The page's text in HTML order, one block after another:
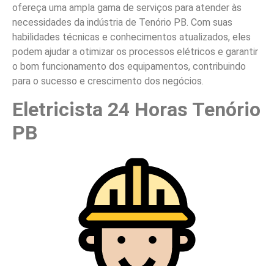
ofereça uma ampla gama de serviços para atender às
necessidades da indústria de Tenório PB. Com suas
habilidades técnicas e conhecimentos atualizados, eles
podem ajudar a otimizar os processos elétricos e garantir
o bom funcionamento dos equipamentos, contribuindo
para o sucesso e crescimento dos negócios.
Eletricista 24 Horas Tenório
PB